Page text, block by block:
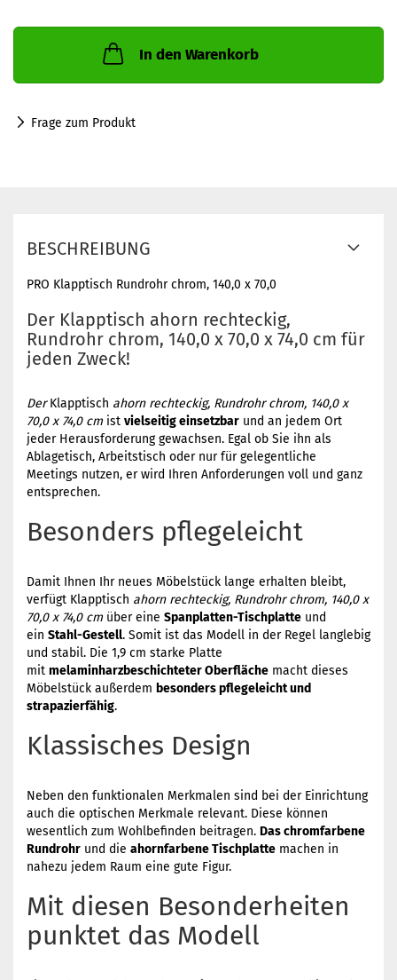
In den Warenkorb
Frage zum Produkt
BESCHREIBUNG
PRO Klapptisch Rundrohr chrom, 140,0 x 70,0
Der Klapptisch ahorn rechteckig,
Rundrohr chrom, 140,0 x 70,0 x 74,0 cm für
jeden Zweck!
DerKlapptisch ahorn rechteckig, Rundrohr chrom, 140,0 x
70,0 x 74,0 cm ist vielseitig einsetzbar und an jedem Ort
jeder Herausforderung gewachsen. Egal ob Sie ihn als
Ablagetisch, Arbeitstisch oder nur für gelegentliche
Meetings nutzen, er wird Ihren Anforderungen voll und ganz
entsprechen.
Besonders pflegeleicht
Damit Ihnen Ihr neues Möbelstück lange erhalten bleibt,
verfügt Klapptisch ahorn rechteckig, Rundrohr chrom, 140,0 x
70,0 x 74,0 cm über eine Spanplatten-Tischplatte und
ein Stahl-Gestell. Somit ist das Modell in der Regel langlebig
und stabil. Die 1,9 cm starke Platte
mit melaminharzbeschichteter Oberfläche macht dieses
Möbelstück außerdem besonders pflegeleicht und
strapazierfähig.
Klassisches Design
Neben den funktionalen Merkmalen sind bei der Einrichtung
auch die optischen Merkmale relevant. Diese können
wesentlich zum Wohlbefinden beitragen. Das chromfarbene
Rundrohr und die ahornfarbene Tischplatte machen in
nahezu jedem Raum eine gute Figur.
Mit diesen Besonderheiten
punktet das Modell